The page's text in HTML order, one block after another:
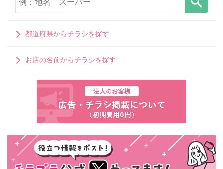
都道府県からチラシを探す
お店の名前からチラシを探す